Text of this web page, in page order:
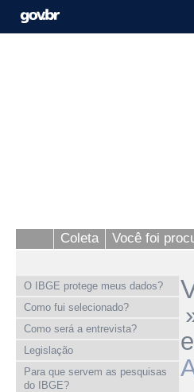
Coleta Você foi
O IBGE protege meus dados?
Como fui selecionado?
Como será a entrevista?
Legislação
Para que servem as pesquisas
do IBGE?